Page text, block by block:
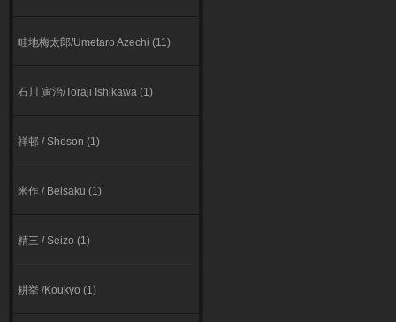
畦地梅太郎/Umetaro Azechi (11)
石川 寅治/Toraji Ishikawa (1)
祥邨 / Shoson (1)
米作 / Beisaku (1)
精三 / Seizo (1)
耕挙 /Koukyo (1)